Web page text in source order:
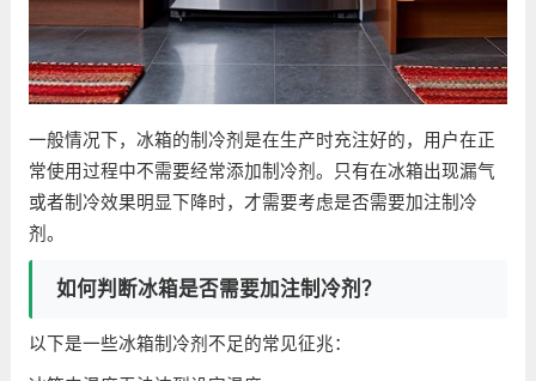
一般情况下，冰箱的制冷剂是在生产时充注好的，用户在正
常使用过程中不需要经常添加制冷剂。只有在冰箱出现漏气
或者制冷效果明显下降时，才需要考虑是否需要加注制冷
剂。
如何判断冰箱是否需要加注制冷剂？
以下是一些冰箱制冷剂不足的常见征兆：